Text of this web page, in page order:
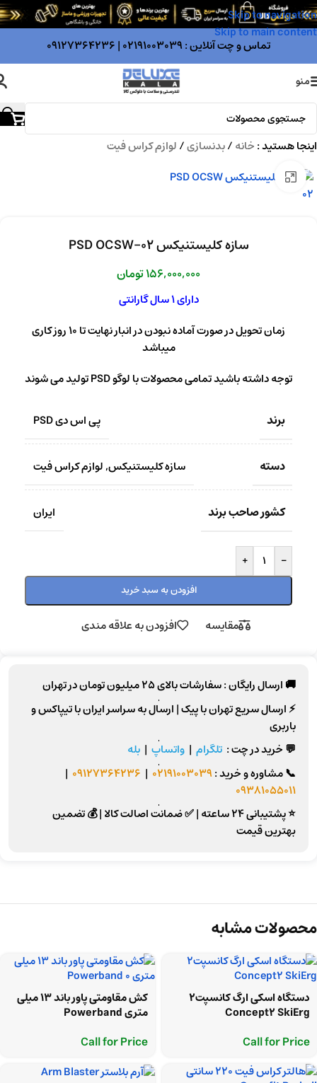
Skip to navigation
Skip to main content
تماس و چت آنلاین :02191003039
|
09127364236
منو
اینجا هستید :خانه/بدنسازی/لوازم کراس فیت
بزرگنمایی تصویر
سازه کلیستنیکس PSD OCSW-02
156,000,000تومان
دارای 1 سال گارانتی
زمان تحویل در صورت آماده نبودن در انبار نهایت تا 10 روز کاری
میباشد
توجه داشته باشید تمامی محصولات با لوگو PSD تولید می شوند
برند پی اس دی PSD
دسته سازه کلیستنیکس,لوازم کراس فیت
کشور صاحب برند ایران
-
+
افزودن به سبد خرید
مقایسه افزودن به علاقه مندی
🚚 ارسال رایگان :سفارشات بالای25 میلیون تومان
در تهران
⚡ارسال سریع تهرانبا پیک |ارسال به سراسر ایرانبا تیپاکس و
باربری
💬 خرید در چت : تلگرام | واتساپ | بله
📞مشاوره و خرید :02191003039
|
09127364236
|
09381055011
⭐ پشتیبانی 24 ساعته
|✅ ضمانت اصالت کالا|💰 تضمین
بهترین قیمت
محصولات مشابه
دستگاه اسکی ارگ کانسپت2
Concept2 SkiErg
Call for Price
کش مقاومتی پاور باند 13 میلی
متری Powerband
Call for Price